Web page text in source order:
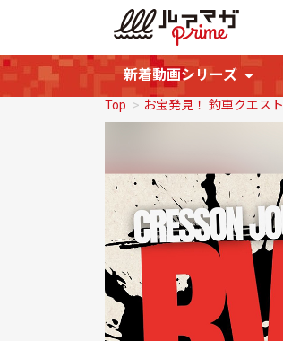
新着動画シリーズ
Top お宝発見！ 釣車クエスト